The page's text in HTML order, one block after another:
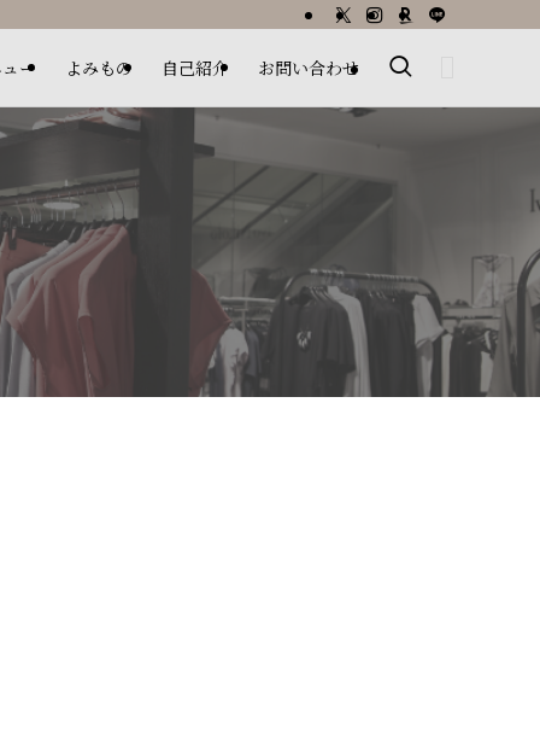
ー よみもの 自己紹介 お問い合わせ